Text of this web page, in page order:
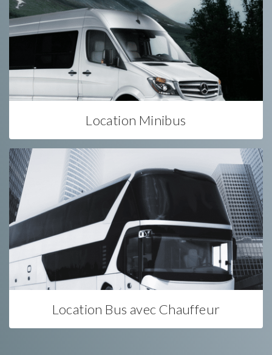
Location Minibus
Location Bus avec Chauffeur